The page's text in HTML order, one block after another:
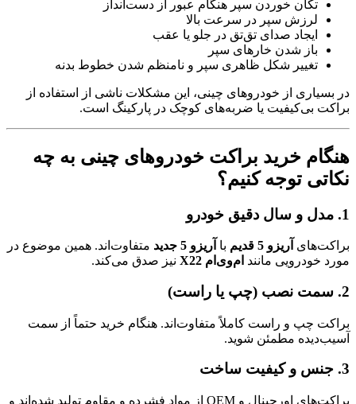
تکان خوردن سپر هنگام عبور از دست‌انداز
لرزش سپر در سرعت بالا
ایجاد صدای تق‌تق در جلو یا عقب
باز شدن خارهای سپر
تغییر شکل ظاهری سپر و نامنظم شدن خطوط بدنه
در بسیاری از خودروهای چینی، این مشکلات ناشی از استفاده از
براکت بی‌کیفیت یا ضربه‌های کوچک در پارکینگ است.
هنگام خرید براکت خودروهای چینی به چه
نکاتی توجه کنیم؟
1. مدل و سال دقیق خودرو
براکت‌های آریزو 5 قدیم با آریزو 5 جدید
متفاوت‌اند. همین موضوع در
مورد خودرویی مانند ام‌وی‌ام X22 نیز صدق می‌کند.
2. سمت نصب (چپ یا راست)
براکت چپ و راست کاملاً متفاوت‌اند. هنگام خرید حتماً از سمت
آسیب‌دیده مطمئن شوید.
3. جنس و کیفیت ساخت
براکت‌های اورجینال و OEM از مواد فشرده و مقاوم تولید شده‌اند و